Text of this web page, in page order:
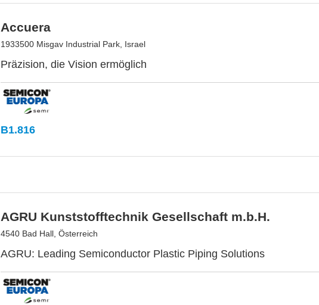
Accuera
1933500 Misgav Industrial Park, Israel
Präzision, die Vision ermöglich
B1.816
AGRU Kunststofftechnik Gesellschaft m.b.H.
4540 Bad Hall, Österreich
AGRU: Leading Semiconductor Plastic Piping Solutions